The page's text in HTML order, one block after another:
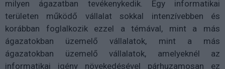
milyen ágazatban tevékenykedik. Egy informatikai
területen működő vállalat sokkal intenzívebben és
korábban foglalkozik ezzel a témával, mint a más
ágazatokban üzemelő vállalatok, mint a más
ágazatokban üzemelő vállalatok, amelyeknél az
informatikai igény növekedésével párhuzamosan ez